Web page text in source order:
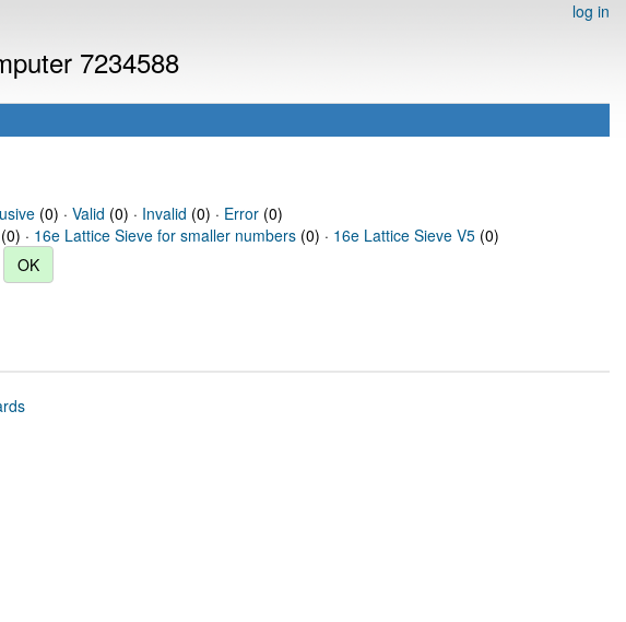
log in
7234588
(0) · Valid (0) · Invalid (0) · Error(0)
· 16e Lattice Sieve for smaller numbers (0) · 16e Lattice Sieve V5 (0)